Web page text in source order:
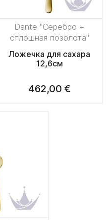
Dante "Серебро +
сплошная позолота"
Ложечка для сахара
12,6см
462,00 €